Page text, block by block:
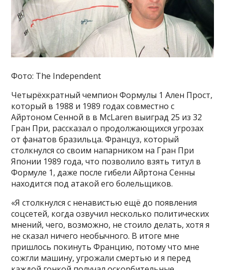
Фото: The Independent
Четырёхкратный чемпион Формулы 1 Ален Прост,
который в 1988 и 1989 годах совместно с
Айртоном Сенной в в McLaren выиград 25 из 32
Гран При, рассказал о продолжающихся угрозах
от фанатов бразильца. Француз, который
столкнулся со своим напарником на Гран При
Японии 1989 года, что позволило взять титул в
Формуле 1, даже после гибели Айртона Сенны
находится под атакой его болельщиков.
«Я столкнулся с ненавистью ещё до появления
соцсетей, когда озвучил несколько политических
мнений, чего, возможно, не стоило делать, хотя я
не сказал ничего необычного. В итоге мне
пришлось покинуть Францию, потому что мне
сожгли машину, угрожали смертью и я перед